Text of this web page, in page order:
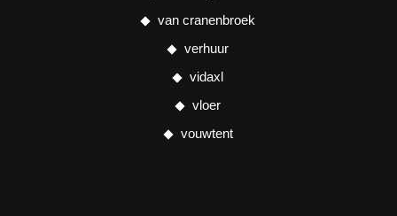
van cranenbroek
verhuur
vidaxl
vloer
vouwtent